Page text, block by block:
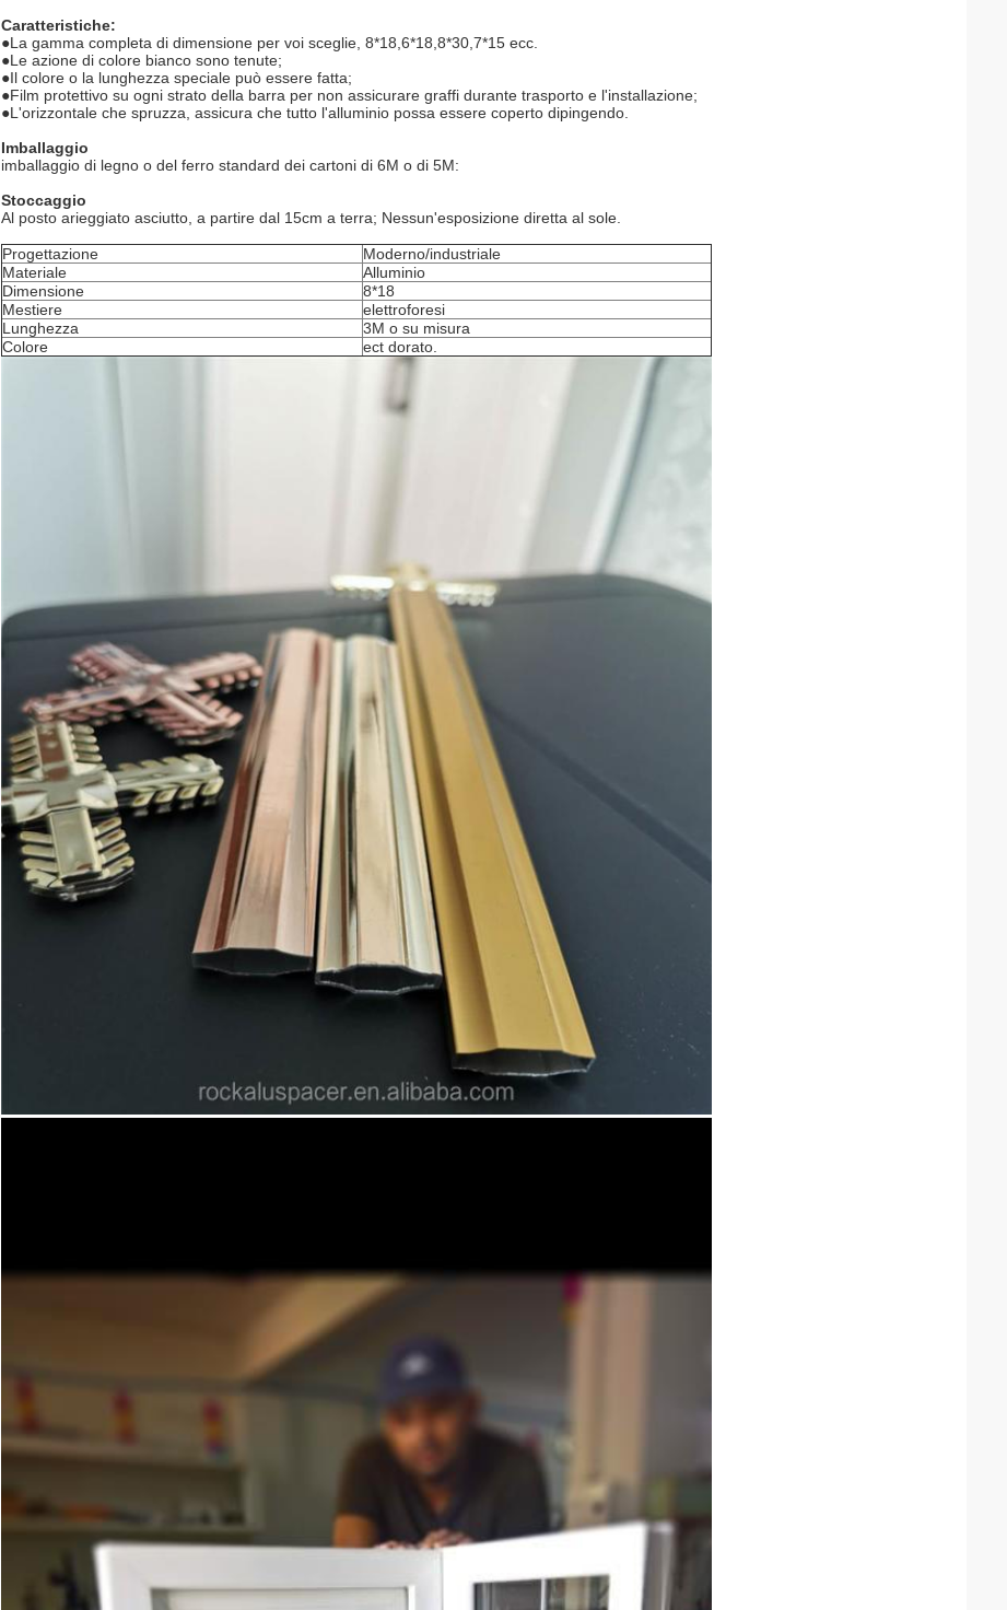
Caratteristiche:
●La gamma completa di dimensione per voi sceglie, 8*18,6*18,8*30,7*15 ecc.
●Le azione di colore bianco sono tenute;
●Il colore o la lunghezza speciale può essere fatta;
●Film protettivo su ogni strato della barra per non assicurare graffi durante trasporto e l'installazione;
●L'orizzontale che spruzza, assicura che tutto l'alluminio possa essere coperto dipingendo.
Imballaggio
imballaggio di legno o del ferro standard dei cartoni di 6M o di 5M:
Stoccaggio
Al posto arieggiato asciutto, a partire dal 15cm a terra; Nessun'esposizione diretta al sole.
Progettazione
Moderno/industriale
Materiale
Alluminio
Dimensione
8*18
Mestiere
elettroforesi
Lunghezza
3M o su misura
Colore
ect dorato.